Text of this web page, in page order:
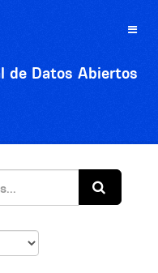
Toggle
de Datos Abiertos